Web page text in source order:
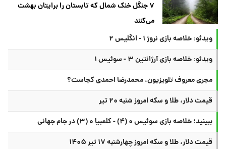
۷ جنگل خنک شمال که تابستان را برایتان بهشت
می‌کنند
ویدئو: خلاصه بازی نروژ ۱ - انگلیس ۲
ویدئو: خلاصه بازی آرژانتین ۳ - سوئیس ۱
مجری معروف تلویزیون، محمدرضا احمدی کجاست؟
قیمت دلار، طلا و سکه امروز شنبه ۲۰ تیر
ببینید؛ خلاصه بازی سوئیس ۰ (۴) - کلمبیا ۰ (۳) در جام جهانی
قیمت دلار، طلا و سکه امروز چهارشنبه ۱۷ تیر ۱۴۰۵